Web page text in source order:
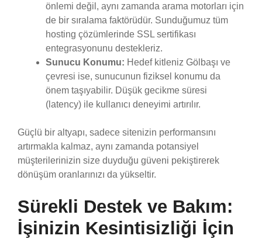
önlemi değil, aynı zamanda arama motorları için
de bir sıralama faktörüdür. Sunduğumuz tüm
hosting çözümlerinde SSL sertifikası
entegrasyonunu destekleriz.
Sunucu Konumu: Hedef kitleniz Gölbaşı ve
çevresi ise, sunucunun fiziksel konumu da
önem taşıyabilir. Düşük gecikme süresi
(latency) ile kullanıcı deneyimi artırılır.
Güçlü bir altyapı, sadece sitenizin performansını
artırmakla kalmaz, aynı zamanda potansiyel
müşterilerinizin size duyduğu güveni pekiştirerek
dönüşüm oranlarınızı da yükseltir.
Sürekli Destek ve Bakım:
İşinizin Kesintisizliği İçin